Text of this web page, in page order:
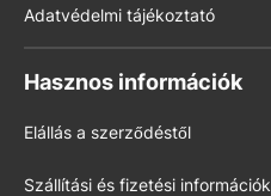
Adatvédelmi tájékoztató
Hasznos információk
Elállás a szerződéstől
Szállítási és fizetési információk